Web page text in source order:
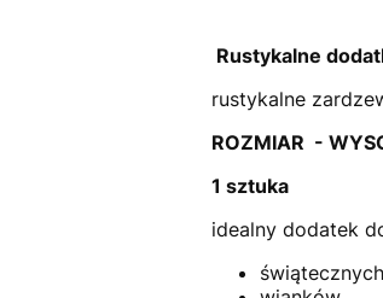
Rustykalne
rustykalne
ROZMIAR -
1 sztuka
idealny dodatek